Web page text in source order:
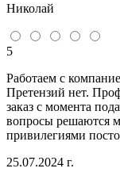
Николай
5
Работаем с
Претензий нет.
заказ с момента
вопросы решаются
привилегиями
25.07.2024 г.